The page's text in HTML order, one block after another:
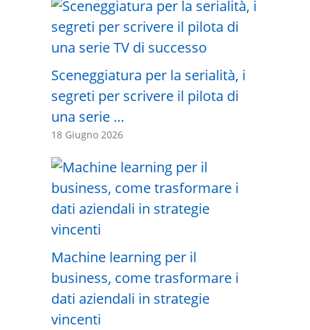
Sceneggiatura per la serialità, i
segreti per scrivere il pilota di
una serie …
18 Giugno 2026
Machine learning per il
business, come trasformare i
dati aziendali in strategie
vincenti